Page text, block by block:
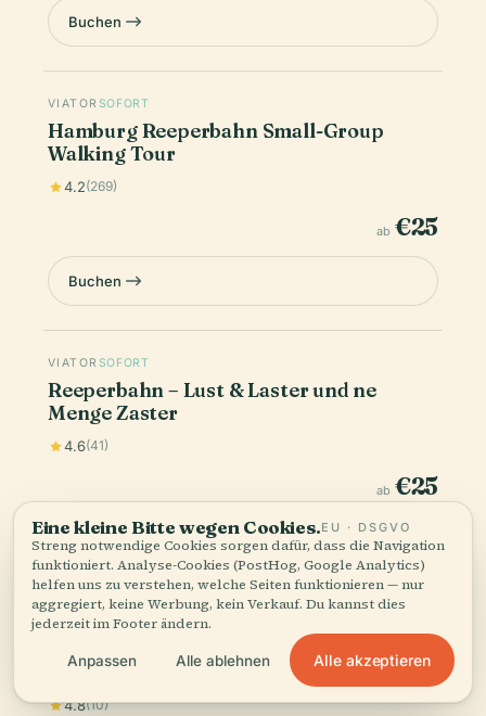
Buchen
VIATOR SOFORT
Hamburg Reeperbahn Small-Group
Walking Tour
4.2(269)
ab €25
Buchen
VIATOR SOFORT
Reeperbahn – Lust & Laster und ne
Menge Zaster
4.6(41)
ab €25
Buchen
VIATORSOFORT
Hamburg St. Pauli and Red Light District
Private Walking Tour
4.8(10)
Eine kleine Bitte wegen Cookies.EU · DSGVO
Streng notwendige Cookies sorgen dafür, dass die Navigation
funktioniert. Analyse-Cookies (PostHog, Google Analytics)
helfen uns zu verstehen, welche Seiten funktionieren — nur
aggregiert, keine Werbung, kein Verkauf. Du kannst dies
jederzeit im Footer ändern.
Anpassen Alle ablehnen Alle akzeptieren